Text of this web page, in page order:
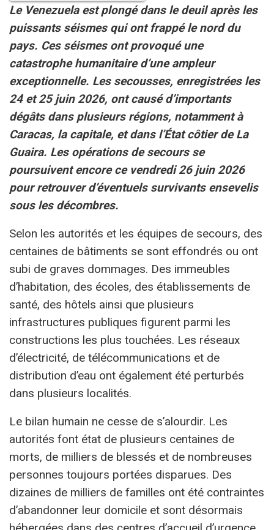
Le Venezuela est plongé dans le deuil après les
puissants séismes qui ont frappé le nord du
pays. Ces séismes ont provoqué une
catastrophe humanitaire d’une ampleur
exceptionnelle. Les secousses, enregistrées les
24 et 25 juin 2026, ont causé d’importants
dégâts dans plusieurs régions, notamment à
Caracas, la capitale, et dans l’État côtier de La
Guaira. Les opérations de secours se
poursuivent encore ce vendredi 26 juin 2026
pour retrouver d’éventuels survivants ensevelis
sous les décombres.
Selon les autorités et les équipes de secours, des
centaines de bâtiments se sont effondrés ou ont
subi de graves dommages. Des immeubles
d’habitation, des écoles, des établissements de
santé, des hôtels ainsi que plusieurs
infrastructures publiques figurent parmi les
constructions les plus touchées. Les réseaux
d’électricité, de télécommunications et de
distribution d’eau ont également été perturbés
dans plusieurs localités.
Le bilan humain ne cesse de s’alourdir. Les
autorités font état de plusieurs centaines de
morts, de milliers de blessés et de nombreuses
personnes toujours portées disparues. Des
dizaines de milliers de familles ont été contraintes
d’abandonner leur domicile et sont désormais